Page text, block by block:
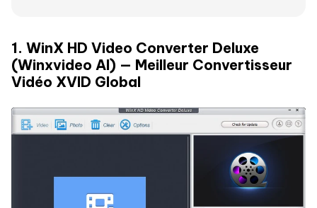
1. WinX HD Video Converter Deluxe
(Winxvideo AI) — Meilleur Convertisseur
Vidéo XVID Global